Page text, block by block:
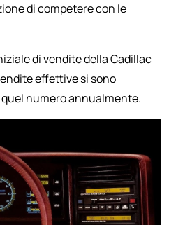
di competere con le
di vendite della Cadillac
effettive si sono
numero annualmente.